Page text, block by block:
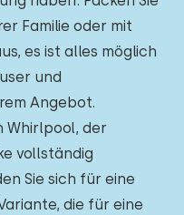
Familie oder mit
es ist alles möglich
und
Angebot.
Whirlpool, der
vollständig
Sie sich für eine
die für eine